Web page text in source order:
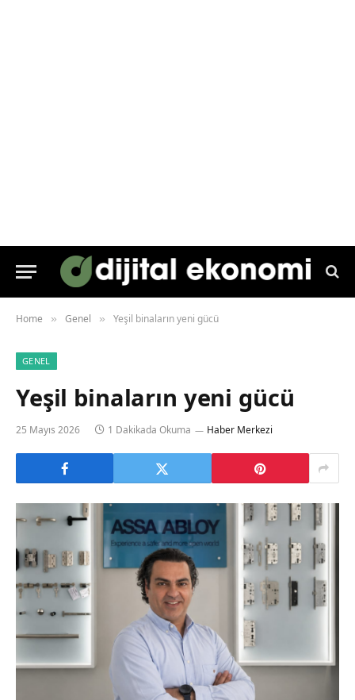
Home » Genel » Yeşil binaların yeni gücü
GENEL
Yeşil binaların yeni gücü
25 Mayıs 2026 1 Dakikada Okuma Haber Merkezi